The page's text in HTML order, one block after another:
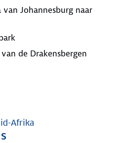
Johannesburg naar
de Drakensbergen
Afrika